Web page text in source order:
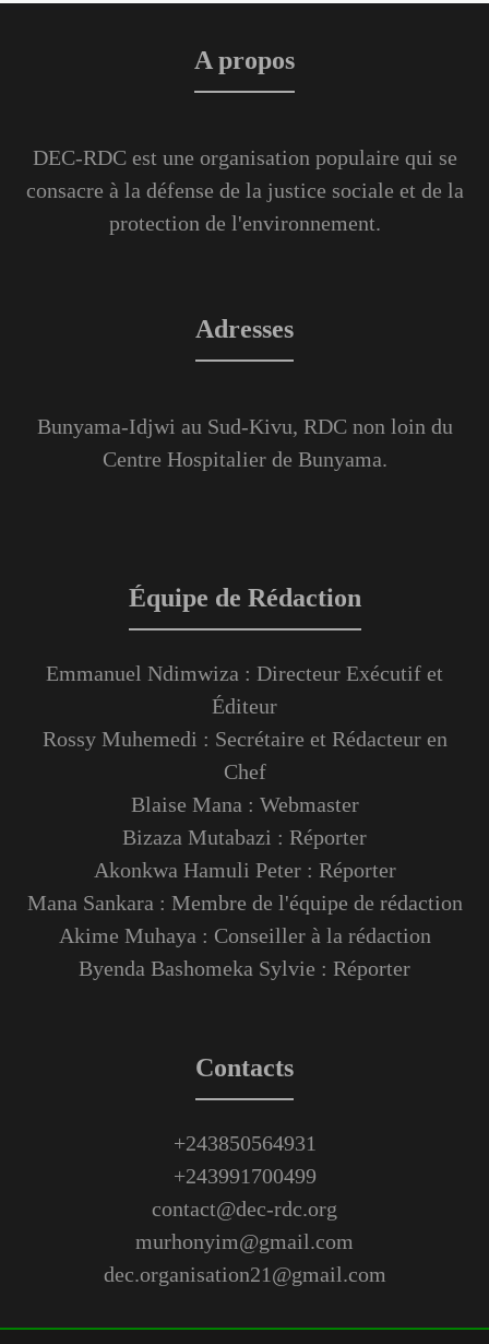
A propos
DEC-RDC est une organisation populaire qui se
consacre à la défense de la justice sociale et de la
protection de l'environnement.
Adresses
Bunyama-Idjwi au Sud-Kivu, RDC non loin du
Centre Hospitalier de Bunyama.
Équipe de Rédaction
Emmanuel Ndimwiza : Directeur Exécutif et
Éditeur
Rossy Muhemedi : Secrétaire et Rédacteur en
Chef
Blaise Mana : Webmaster
Bizaza Mutabazi : Réporter
Akonkwa Hamuli Peter : Réporter
Mana Sankara : Membre de l'équipe de rédaction
Akime Muhaya : Conseiller à la rédaction
Byenda Bashomeka Sylvie : Réporter
Contacts
+243850564931
+243991700499
contact@dec-rdc.org
murhonyim@gmail.com
dec.organisation21@gmail.com